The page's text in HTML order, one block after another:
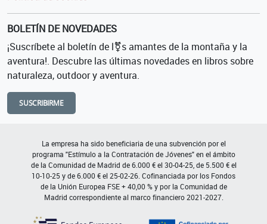
BOLETÍN DE NOVEDADES
¡Suscríbete al boletín de l⚧s amantes de la montaña y la
aventura!. Descubre las últimas novedades en libros sobre
naturaleza, outdoor y aventura.
SUSCRIBIRME
La empresa ha sido beneficiaria de una subvención por el
programa "Estímulo a la Contratación de Jóvenes" en el ámbito
de la Comunidad de Madrid de 6.000 € el 30-04-25, de 5.500 € el
10-10-25 y de 6.000 € el 25-02-26. Cofinanciada por los Fondos
de la Unión Europea FSE + 40,00 % y por la Comunidad de
Madrid correspondiente al marco financiero 2021-2027.